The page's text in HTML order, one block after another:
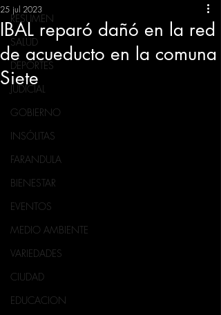
RESUMEN
SALUD
DEPORTES
JUDICIAL
GOBIERNO
INSÓLITAS
FARANDULA
BIENESTAR
EVENTOS
MEDIO AMBIENTE
VARIEDADES
CIUDAD
EDUCACION
IBAL reparó dañó en la red
de acueducto en la comuna
Siete
25 jul 2023